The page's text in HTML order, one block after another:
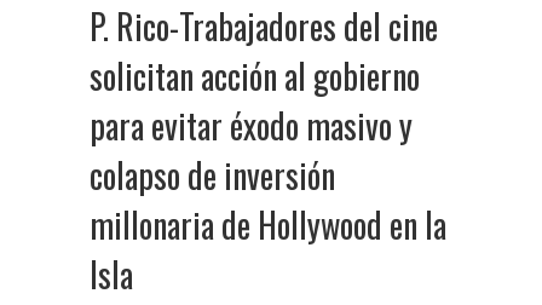
P. Rico-Trabajadores del cine
solicitan acción al gobierno
para evitar éxodo masivo y
colapso de inversión
millonaria de Hollywood en la
Isla